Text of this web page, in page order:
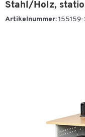
Stahl/Holz,
Artikelnummer: 155159-